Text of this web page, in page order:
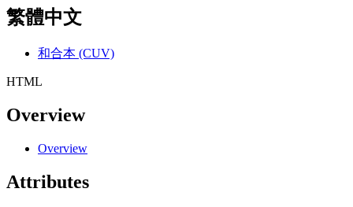
繁體中文
和合本 (CUV)
HTML
Overview
Overview
Attributes